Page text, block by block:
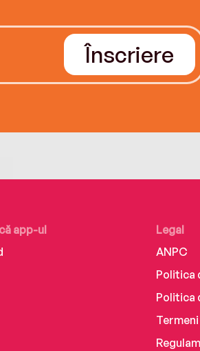
Înscriere
app-ul
Legal
ANPC
Politica
Politica